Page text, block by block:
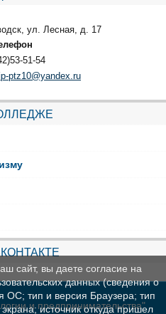
ул. Лесная, д. 17
51-54
ptz10@yandex.ru
и предпринимательства"
сайт, вы даете согласие на
данных (сведения о
ОС; тип и версия Браузера; тип
источник откуда пришел